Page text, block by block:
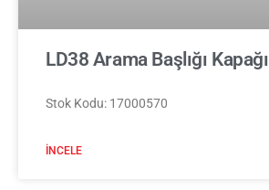
LD38 Arama Başlığı Kapağı
Stok Kodu: 17000570
İNCELE